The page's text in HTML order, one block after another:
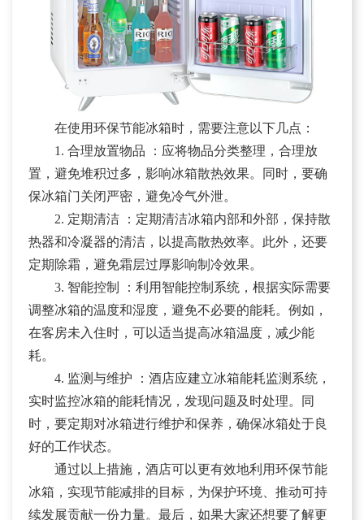
在使用环保节能冰箱时，需要注意以下几点：
1. 合理放置物品 ：应将物品分类整理，合理放
置，避免堆积过多，影响冰箱散热效果。同时，要确
保冰箱门关闭严密，避免冷气外泄。
2. 定期清洁 ：定期清洁冰箱内部和外部，保持散
热器和冷凝器的清洁，以提高散热效率。此外，还要
定期除霜，避免霜层过厚影响制冷效果。
3. 智能控制 ：利用智能控制系统，根据实际需要
调整冰箱的温度和湿度，避免不必要的能耗。例如，
在客房未入住时，可以适当提高冰箱温度，减少能
耗。
4. 监测与维护 ：酒店应建立冰箱能耗监测系统，
实时监控冰箱的能耗情况，发现问题及时处理。同
时，要定期对冰箱进行维护和保养，确保冰箱处于良
好的工作状态。
通过以上措施，酒店可以更有效地利用环保节能
冰箱，实现节能减排的目标，为保护环境、推动可持
续发展贡献一份力量。最后，如果大家还想要了解更